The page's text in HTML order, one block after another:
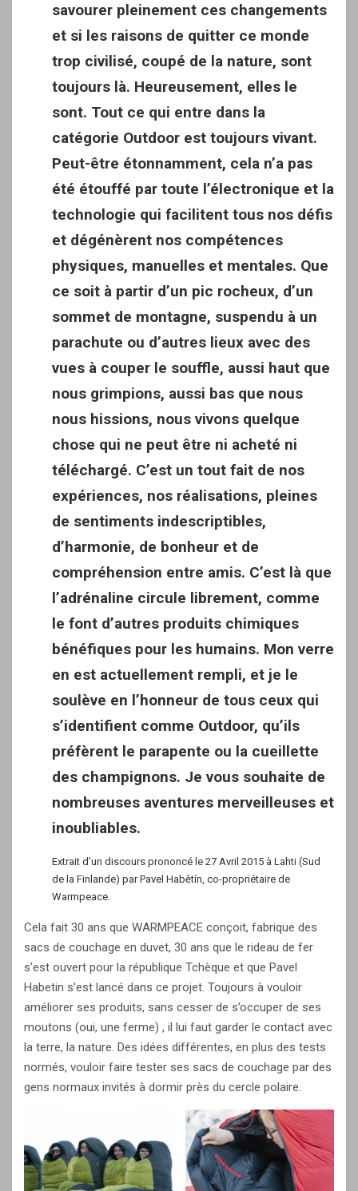
savourer pleinement ces changements
et si les raisons de quitter ce monde
trop civilisé, coupé de la nature, sont
toujours là. Heureusement, elles le
sont. Tout ce qui entre dans la
catégorie Outdoor est toujours vivant.
Peut-être étonnamment, cela n’a pas
été étouffé par toute l’électronique et la
technologie qui facilitent tous nos défis
et dégénèrent nos compétences
physiques, manuelles et mentales. Que
ce soit à partir d’un pic rocheux, d’un
sommet de montagne, suspendu à un
parachute ou d’autres lieux avec des
vues à couper le souffle, aussi haut que
nous grimpions, aussi bas que nous
nous hissions, nous vivons quelque
chose qui ne peut être ni acheté ni
téléchargé. C’est un tout fait de nos
expériences, nos réalisations, pleines
de sentiments indescriptibles,
d’harmonie, de bonheur et de
compréhension entre amis. C’est là que
l’adrénaline circule librement, comme
le font d’autres produits chimiques
bénéfiques pour les humains. Mon verre
en est actuellement rempli, et je le
soulève en l’honneur de tous ceux qui
s’identifient comme Outdoor, qu’ils
préfèrent le parapente ou la cueillette
des champignons. Je vous souhaite de
nombreuses aventures merveilleuses et
inoubliables.
Extrait d’un discours prononcé le 27 Avril 2015 à Lahti (Sud
de la Finlande) par Pavel Habětín, co-propriétaire de
Warmpeace.
Cela fait 30 ans que WARMPEACE conçoit, fabrique des
sacs de couchage en duvet, 30 ans que le rideau de fer
s’est ouvert pour la république Tchèque et que Pavel
Habetin s’est lancé dans ce projet. Toujours à vouloir
améliorer ses produits, sans cesser de s’occuper de ses
moutons (oui, une ferme) , il lui faut garder le contact avec
la terre, la nature. Des idées différentes, en plus des tests
normés, vouloir faire tester ses sacs de couchage par des
gens normaux invités à dormir près du cercle polaire.